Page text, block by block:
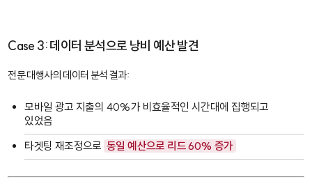
Case 3: 데이터 분석으로 낭비 예산 발견
전문 대행사의 데이터 분석 결과:
모바일 광고 지출의 40%가 비효율적인 시간대에 집행되고
있었음
타겟팅 재조정으로 동일 예산으로 리드 60% 증가